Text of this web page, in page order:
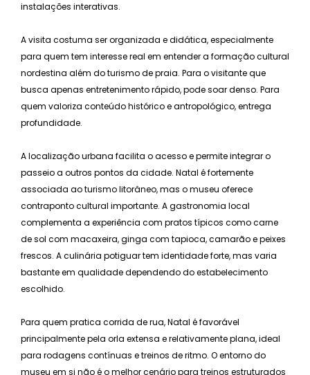
instalações interativas.
A visita costuma ser organizada e didática, especialmente
para quem tem interesse real em entender a formação cultural
nordestina além do turismo de praia. Para o visitante que
busca apenas entretenimento rápido, pode soar denso. Para
quem valoriza conteúdo histórico e antropológico, entrega
profundidade.
A localização urbana facilita o acesso e permite integrar o
passeio a outros pontos da cidade. Natal é fortemente
associada ao turismo litorâneo, mas o museu oferece
contraponto cultural importante. A gastronomia local
complementa a experiência com pratos típicos como carne
de sol com macaxeira, ginga com tapioca, camarão e peixes
frescos. A culinária potiguar tem identidade forte, mas varia
bastante em qualidade dependendo do estabelecimento
escolhido.
Para quem pratica corrida de rua, Natal é favorável
principalmente pela orla extensa e relativamente plana, ideal
para rodagens contínuas e treinos de ritmo. O entorno do
museu em si não é o melhor cenário para treinos estruturados